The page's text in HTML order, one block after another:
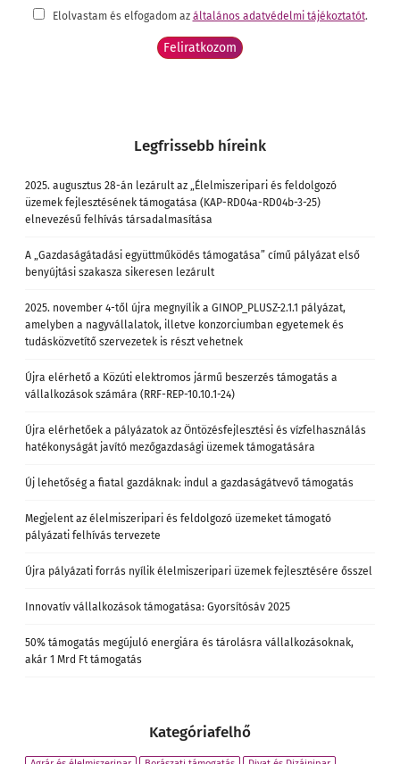
Elolvastam és elfogadom az általános adatvédelmi tájékoztatót.
Legfrissebb híreink
2025. augusztus 28-án lezárult az „Élelmiszeripari és feldolgozó
üzemek fejlesztésének támogatása (KAP-RD04a-RD04b-3-25)
elnevezésű felhívás társadalmasítása
A „Gazdaságátadási együttműködés támogatása” című pályázat első
benyújtási szakasza sikeresen lezárult
2025. november 4-től újra megnyílik a GINOP_PLUSZ-2.1.1 pályázat,
amelyben a nagyvállalatok, illetve konzorciumban egyetemek és
tudásközvetítő szervezetek is részt vehetnek
Újra elérhető a Közúti elektromos jármű beszerzés támogatás a
vállalkozások számára (RRF-REP-10.10.1-24)
Újra elérhetőek a pályázatok az Öntözésfejlesztési és vízfelhasználás
hatékonyságát javító mezőgazdasági üzemek támogatására
Új lehetőség a fiatal gazdáknak: indul a gazdaságátvevő támogatás
Megjelent az élelmiszeripari és feldolgozó üzemeket támogató
pályázati felhívás tervezete
Újra pályázati forrás nyílik élelmiszeripari üzemek fejlesztésére ősszel
Innovatív vállalkozások támogatása: Gyorsítósáv 2025
50% támogatás megújuló energiára és tárolásra vállalkozásoknak,
akár 1 Mrd Ft támogatás
Kategóriafelhő